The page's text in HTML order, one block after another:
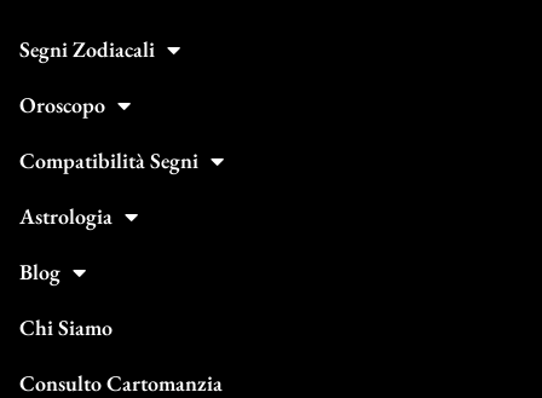
Segni Zodiacali
Oroscopo
Compatibilità Segni
Astrologia
Blog
Chi Siamo
Consulto Cartomanzia